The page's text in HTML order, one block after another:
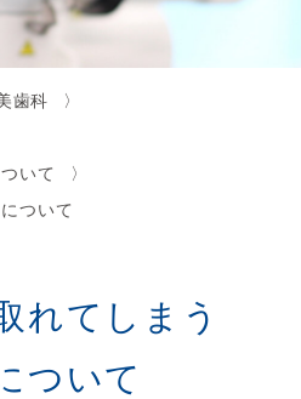
歯科
いて
ついて
れてしまう
ついて